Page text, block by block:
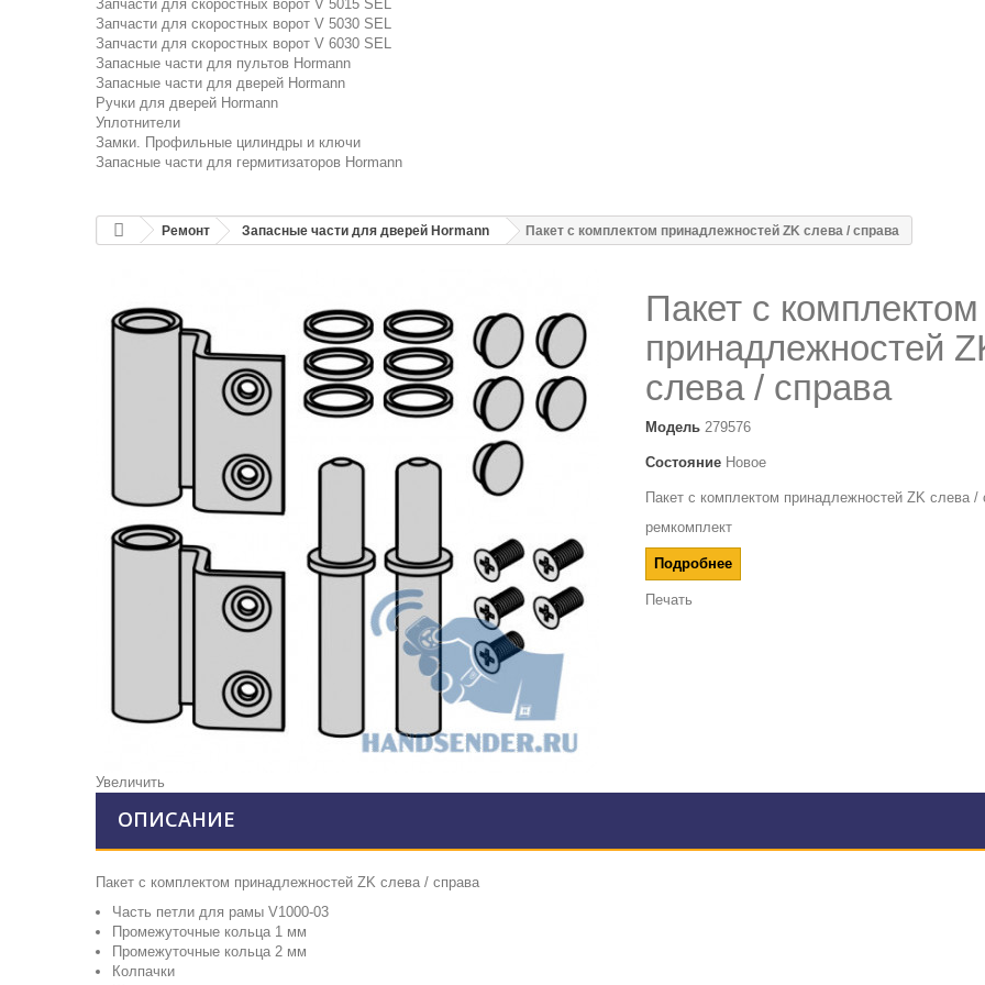
Запчасти для скоростных ворот V 5015 SEL
Запчасти для скоростных ворот V 5030 SEL
Запчасти для скоростных ворот V 6030 SEL
Запасные части для пультов Hormann
Запасные части для дверей Hormann
Ручки для дверей Hormann
Уплотнители
Замки. Профильные цилиндры и ключи
Запасные части для гермитизаторов Hormann
Ремонт Запасные части для дверей Hormann Пакет с комплектом принадлежностей ZK слева / справа
Увеличить
Пакет с комплектом
принадлежностей
слева / справа
Модель 279576
Состояние Новое
Пакет с комплектом принадлежностей ZK слева /
ремкомплект
Подробнее
Печать
ОПИСАНИЕ
Пакет с комплектом принадлежностей ZK слева / справа
Часть петли для рамы V1000-03
Промежуточные кольца 1 мм
Промежуточные кольца 2 мм
Колпачки